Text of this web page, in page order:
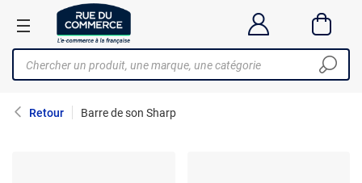
Retour Barre de son Sharp